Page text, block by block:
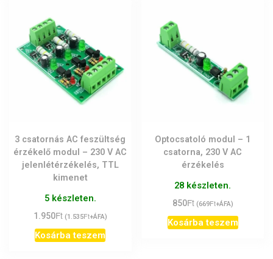
3 csatornás AC feszültség
érzékelő modul – 230 V AC
jelenlétérzékelés, TTL
kimenet
5 készleten.
1.950Ft (1.535Ft+ÁFA)
Kosárba teszem
Optocsatoló modul – 1
csatorna, 230 V AC
érzékelés
28 készleten.
850Ft (669Ft+ÁFA)
Kosárba teszem